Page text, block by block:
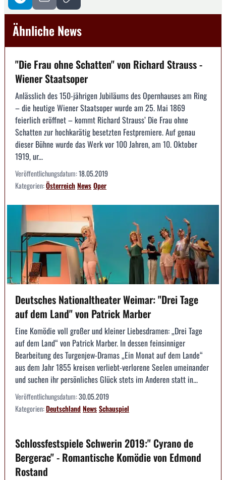
Ähnliche News
"Die Frau ohne Schatten" von Richard Strauss -
Wiener Staatsoper
Anlässlich des 150-jährigen Jubiläums des Opernhauses am Ring
– die heutige Wiener Staatsoper wurde am 25. Mai 1869
feierlich eröffnet – kommt Richard Strauss’ Die Frau ohne
Schatten zur hochkarätig besetzten Festpremiere. Auf genau
dieser Bühne wurde das Werk vor 100 Jahren, am 10. Oktober
1919, ur...
Veröffentlichungsdatum:18.05.2019
Kategorien:ÖsterreichNewsOper
Deutsches Nationaltheater Weimar: "Drei Tage
auf dem Land" von Patrick Marber
Eine Komödie voll großer und kleiner Liebesdramen: „Drei Tage
auf dem Land“ von Patrick Marber. In dessen feinsinniger
Bearbeitung des Turgenjew-Dramas „Ein Monat auf dem Lande“
aus dem Jahr 1855 kreisen verliebt-verlorene Seelen umeinander
und suchen ihr persönliches Glück stets im Anderen statt in...
Veröffentlichungsdatum:30.05.2019
Kategorien:DeutschlandNewsSchauspiel
Schlossfestspiele Schwerin 2019:" Cyrano de
Bergerac" - Romantische Komödie von Edmond
Rostand